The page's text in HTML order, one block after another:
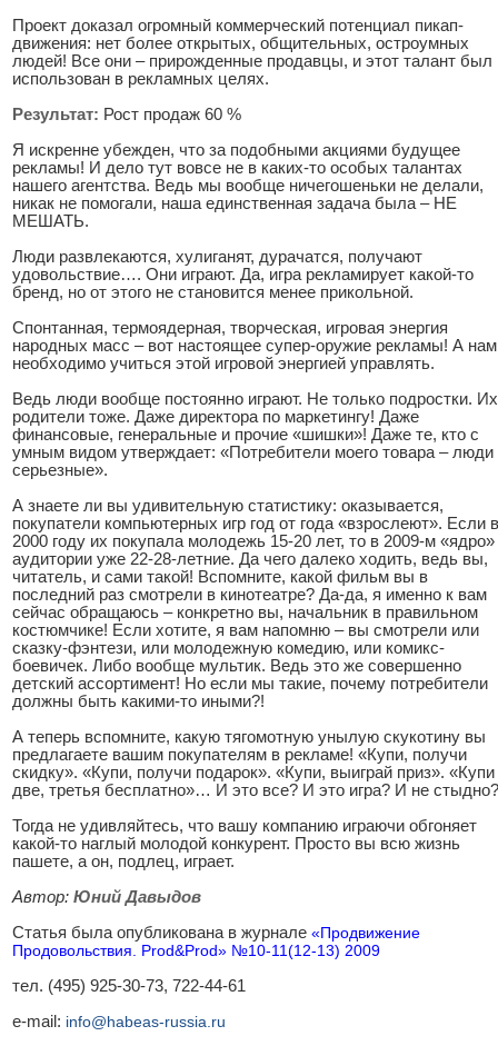
Проект доказал огромный коммерческий потенциал пикап-
движения: нет более открытых, общительных, остроумных
людей! Все они – прирожденные продавцы, и этот талант был
использован в рекламных целях.
Результат: Рост продаж 60 %
Я искренне убежден, что за подобными акциями будущее
рекламы! И дело тут вовсе не в каких-то особых талантах
нашего агентства. Ведь мы вообще ничегошеньки не делали,
никак не помогали, наша единственная задача была – НЕ
МЕШАТЬ.
Люди развлекаются, хулиганят, дурачатся, получают
удовольствие…. Они играют. Да, игра рекламирует какой-то
бренд, но от этого не становится менее прикольной.
Спонтанная, термоядерная, творческая, игровая энергия
народных масс – вот настоящее супер-оружие рекламы! А нам
необходимо учиться этой игровой энергией управлять.
Ведь люди вообще постоянно играют. Не только подростки. Их
родители тоже. Даже директора по маркетингу! Даже
финансовые, генеральные и прочие «шишки»! Даже те, кто с
умным видом утверждает: «Потребители моего товара – люди
серьезные».
А знаете ли вы удивительную статистику: оказывается,
покупатели компьютерных игр год от года «взрослеют». Если в
2000 году их покупала молодежь 15-20 лет, то в 2009-м «ядро»
аудитории уже 22-28-летние. Да чего далеко ходить, ведь вы,
читатель, и сами такой! Вспомните, какой фильм вы в
последний раз смотрели в кинотеатре? Да-да, я именно к вам
сейчас обращаюсь – конкретно вы, начальник в правильном
костюмчике! Если хотите, я вам напомню – вы смотрели или
сказку-фэнтези, или молодежную комедию, или комикс-
боевичек. Либо вообще мультик. Ведь это же совершенно
детский ассортимент! Но если мы такие, почему потребители
должны быть какими-то иными?!
А теперь вспомните, какую тягомотную унылую скукотину вы
предлагаете вашим покупателям в рекламе! «Купи, получи
скидку». «Купи, получи подарок». «Купи, выиграй приз». «Купи
две, третья бесплатно»… И это все? И это игра? И не стыдно?
Тогда не удивляйтесь, что вашу компанию играючи обгоняет
какой-то наглый молодой конкурент. Просто вы всю жизнь
пашете, а он, подлец, играет.
Автор: Юний Давыдов
Статья была опубликована в журнале «Продвижение
Продовольствия. Prod&Prod» №10-11(12-13) 2009
тел. (495) 925-30-73, 722-44-61
e-mail: info@habeas-russia.ru